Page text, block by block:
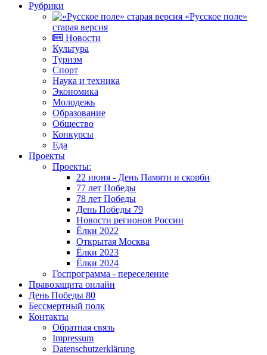
Рубрики
«Русское поле»
старая версия
Новости
Культура
Туризм
Спорт
Наука и техника
Экономика
Молодежь
Образование
Общество
Конкурсы
Еда
Проекты
Проекты:
22 июня - День Памяти и скорби
77 лет Победы
78 лет Победы
День Победы 79
Новости регионов России
Ёлки 2022
Открытая Москва
Ёлки 2023
Ёлки 2024
Госпрограмма - переселение
Правозащита онлайн
День Победы 80
Бессмертный полк
Контакты
Обратная связь
Impressum
Datenschutzerklärung